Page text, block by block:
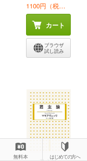
1100円（税込）
カート
ブラウザ
試し読み
無料本 はじめての方へ